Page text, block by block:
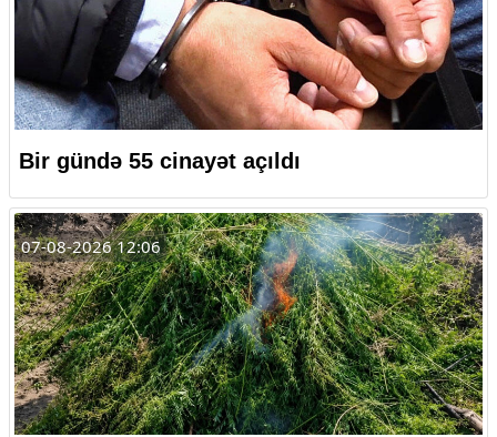
Bir gündə 55 cinayət açıldı
07-08-2026 12:06